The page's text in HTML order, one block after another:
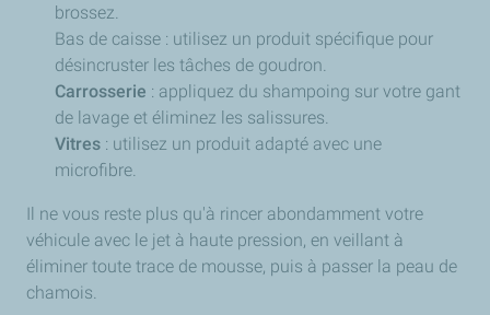
brossez.
Bas de caisse : utilisez un produit spécifique pour
désincruster les tâches de goudron.
Carrosserie : appliquez du shampoing sur votre gant
de lavage et éliminez les salissures.
Vitres : utilisez un produit adapté avec une
microfibre.
Il ne vous reste plus qu'à rincer abondamment votre
véhicule avec le jet à haute pression, en veillant à
éliminer toute trace de mousse, puis à passer la peau de
chamois.